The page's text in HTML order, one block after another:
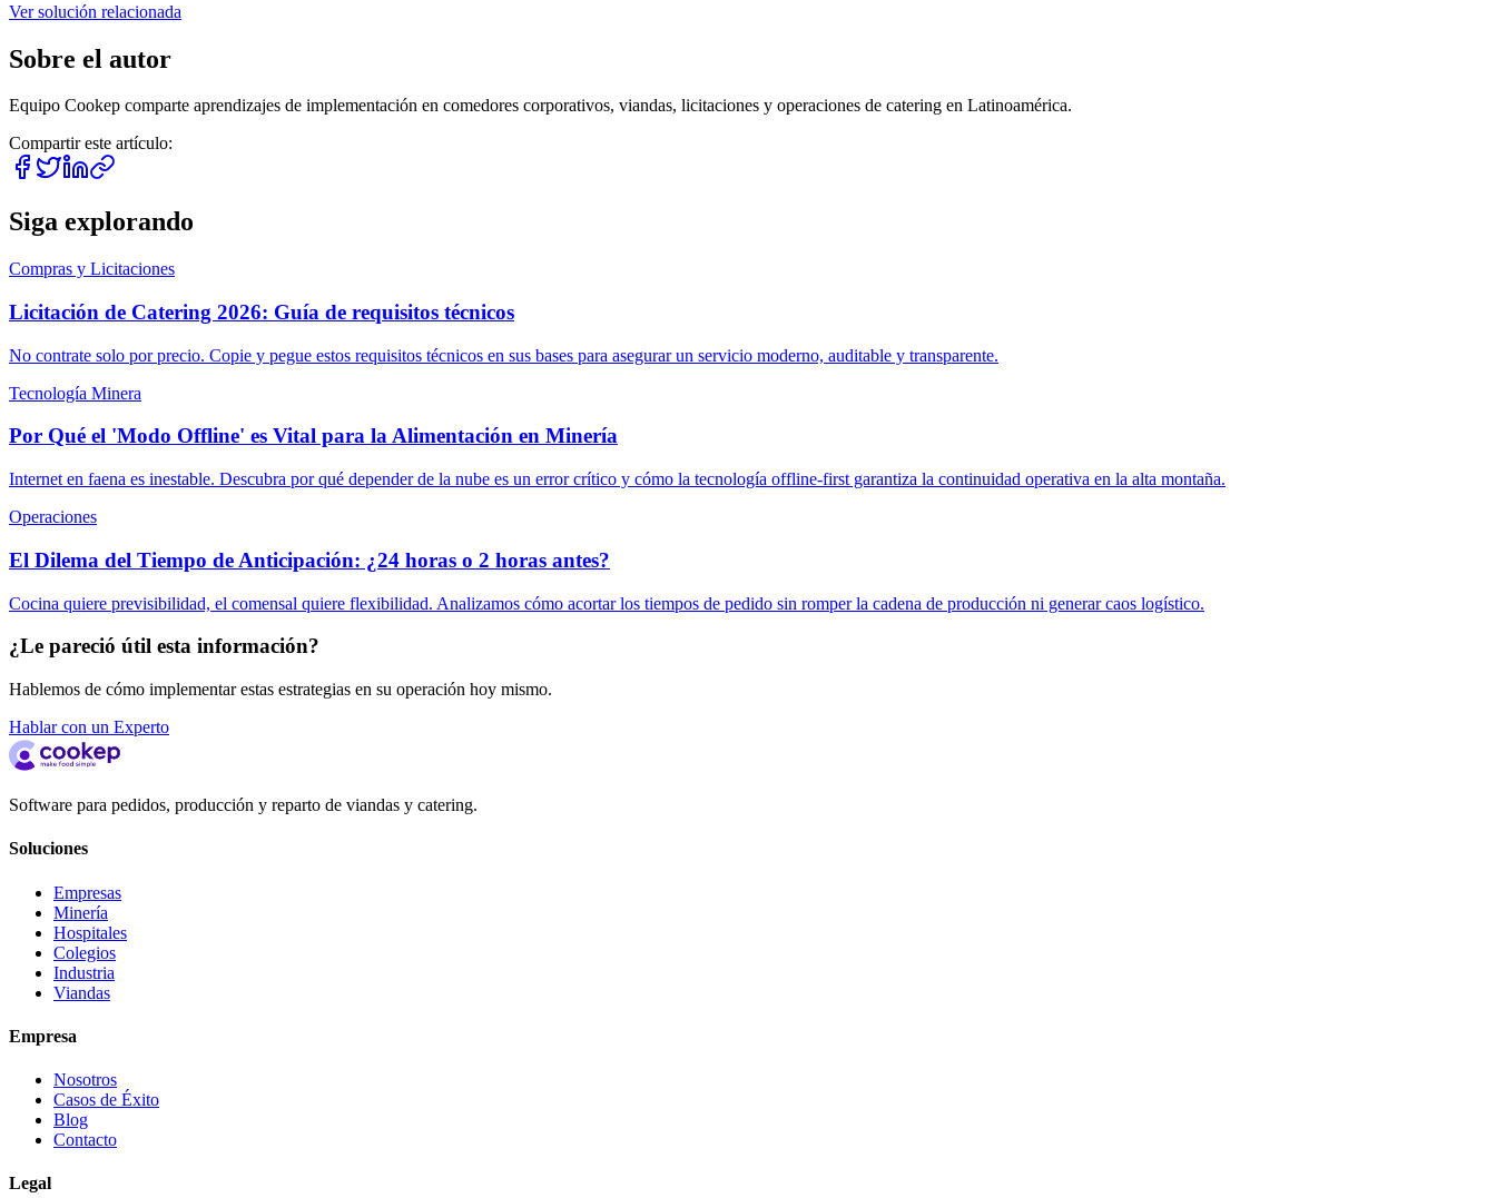
Ver solución relacionada
Sobre el autor
Equipo Cookep comparte aprendizajes de implementación en comedores corporativos, viandas, licitaciones y operaciones de catering en Latinoamérica.
Compartir este artículo:
Siga explorando
Compras y Licitaciones
Licitación de Catering 2026: Guía de requisitos técnicos
No contrate solo por precio. Copie y pegue estos requisitos técnicos en sus bases para asegurar un servicio moderno, auditable y transparente.
Tecnología Minera
Por Qué el 'Modo Offline' es Vital para la Alimentación en Minería
Internet en faena es inestable. Descubra por qué depender de la nube es un error crítico y cómo la tecnología offline-first garantiza la continuidad operativa en la alta montaña.
Operaciones
El Dilema del Tiempo de Anticipación: ¿24 horas o 2 horas antes?
Cocina quiere previsibilidad, el comensal quiere flexibilidad. Analizamos cómo acortar los tiempos de pedido sin romper la cadena de producción ni generar caos logístico.
¿Le pareció útil esta información?
Hablemos de cómo implementar estas estrategias en su operación hoy mismo.
Hablar con un Experto
Software para pedidos, producción y reparto de viandas y catering.
Soluciones
Empresas
Minería
Hospitales
Colegios
Industria
Viandas
Empresa
Nosotros
Casos de Éxito
Blog
Contacto
Legal